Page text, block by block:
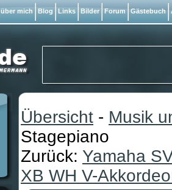
Übersicht - Musik
Stagepiano
Zurück: Yamaha
XB WH V-
über mich Blog Links Bilder Forum Gästebuch